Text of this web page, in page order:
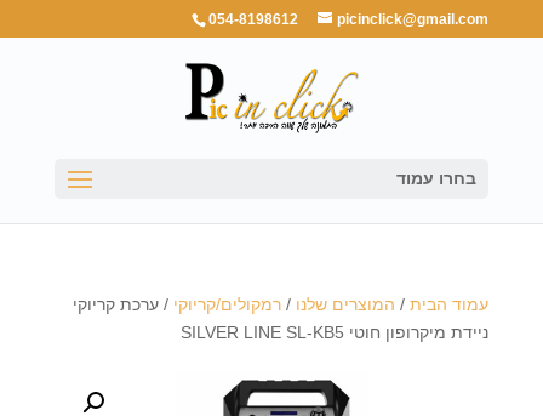
054-8198612 picinclick@gmail.com
בחרו עמוד
עמוד הבית/ המוצרים שלנו / רמקולים/קריוקי / ערכת קריוקי
ניידת מיקרופון חוטי SILVER LINE SL-KB5